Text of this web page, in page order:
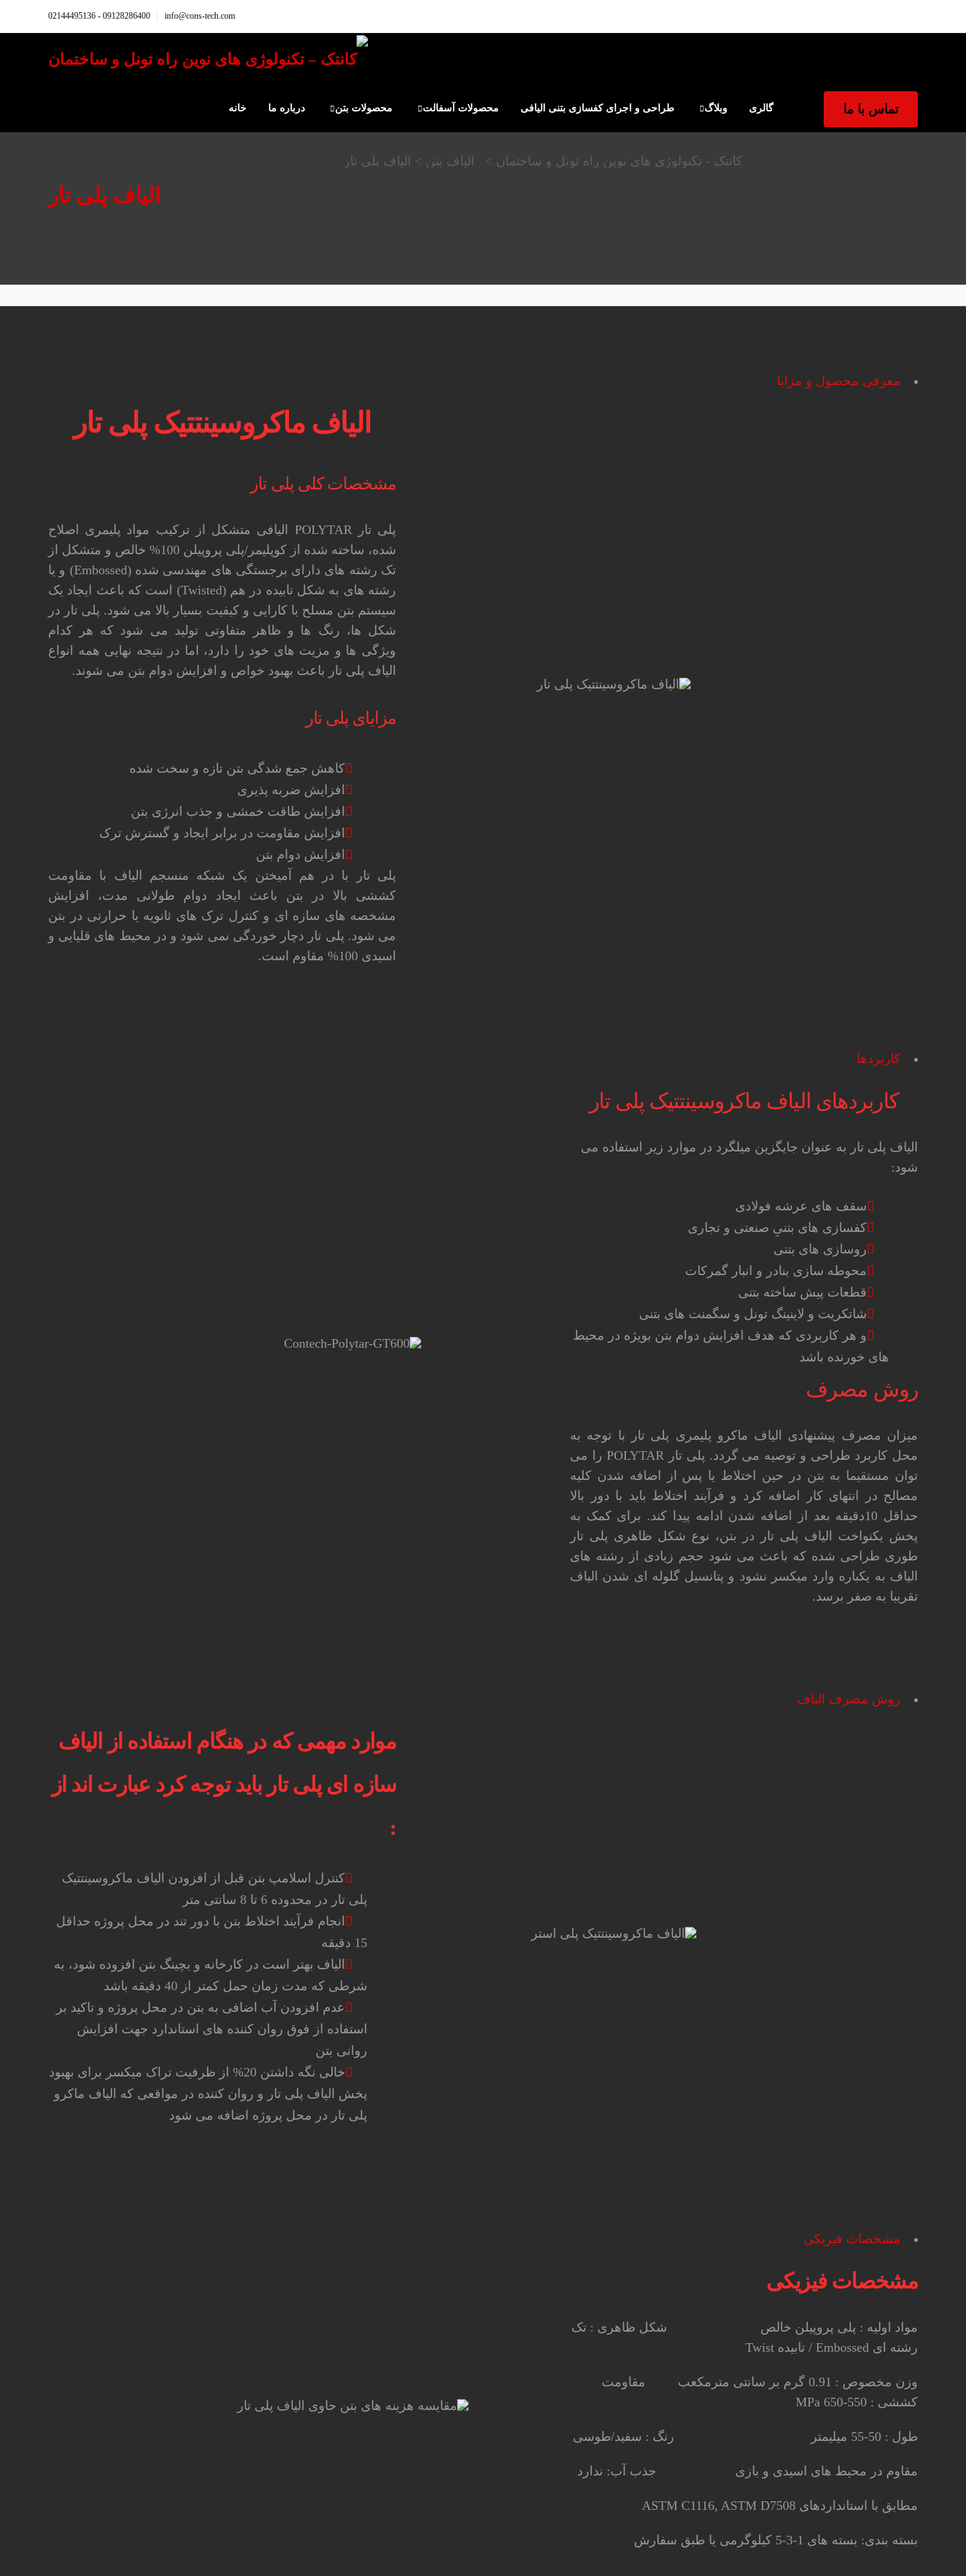
09128286400 - 02144495136 info@cons-tech.com
خانه درباره ما محصولات بتن محصولات آسفالت طراحی و اجرای کفسازی بتنی الیافی وبلاگ گالری تماس با ما
کانتک - تکنولوژی های نوین راه تونل و ساختمان > الیاف بتن > الیاف پلی تار
الیاف پلی تار
معرفی محصول و مزایا
الیاف ماکروسینتتیک پلی تار
مشخصات کلی پلی تار
پلی تار POLYTAR الیافی متشکل از ترکیب مواد پلیمری اصلاح
شده، ساخته شده از کوپلیمر/پلی پروپیلن 100% خالص و متشکل از
تک رشته های دارای برجستگی های مهندسی شده (Embossed) و یا
رشته های به شکل تابیده در هم (Twisted) است که باعث ایجاد یک
سیستم بتن مسلح با کارایی و کیفیت بسیار بالا می شود. پلی تار در
شکل ها، رنگ ها و ظاهر متفاوتی تولید می شود که هر کدام
ویژگی ها و مزیت های خود را دارد، اما در نتیجه نهایی همه انواع
الیاف پلی تار باعث بهبود خواص و افزایش دوام بتن می شوند.
مزایای پلی تار
کاهش جمع شدگی بتن تازه و سخت شده
افزایش ضربه پذیری
افزایش طاقت خمشی و جذب انرژی بتن
افزایش مقاومت در برابر ایجاد و گسترش ترک
افزایش دوام بتن
پلی تار با در هم آمیختن یک شبکه منسجم الیاف با مقاومت
کششی بالا در بتن باعث ایجاد دوام طولانی مدت، افزایش
مشخصه های سازه ای و کنترل ترک های ثانویه یا حرارتی در بتن
می شود. پلی تار دچار خوردگی نمی شود و در محیط های قلیایی و
اسیدی 100% مقاوم است.
کاربردها
کاربردهای الیاف ماکروسینتتیک پلی تار
الیاف پلی تار به عنوان جایگزین میلگرد در موارد زیر استفاده می
شود:
سقف های عرشه فولادی
کفسازی های بتنیِ صنعتی و تجاری
روسازی های بتنی
محوطه سازی بنادر و انبار گمرکات
قطعات پیش ساخته بتنی
شاتکریت و لاینینگ تونل و سگمنت های بتنی
و هر کاربردی که هدف افزایش دوام بتن بویژه در محیط
های خورنده باشد
روش مصرف
میزان مصرف پیشنهادی الیاف ماکرو پلیمری پلی تار با توجه به
محل کاربرد طراحی و توصیه می گردد. پلی تار POLYTAR را می
توان مستقیما به بتن در حین اختلاط یا پس از اضافه شدن کلیه
مصالح در انتهای کار اضافه کرد و فرآیند اختلاط باید با دور بالا
حداقل 10دقیقه بعد از اضافه شدن ادامه پیدا کند. برای کمک به
پخش یکنواخت الیاف پلی تار در بتن، نوع شکل ظاهری پلی تار
طوری طراحی شده که باعث می شود حجم زیادی از رشته های
الیاف به یکباره وارد میکسر نشود و پتانسیل گلوله ای شدن الیاف
تقریبا به صفر برسد.
روش مصرف الیاف
موارد مهمی که در هنگام استفاده از الیاف
سازه ای پلی تار باید توجه کرد عبارت اند از
:
کنترل اسلامپ بتن قبل از افزودن الیاف ماکروسینتتیک
پلی تار در محدوده 6 تا 8 سانتی متر
انجام فرآیند اختلاط بتن با دور تند در محل پروژه حداقل
15 دقیقه
الیاف بهتر است در کارخانه و بچینگ بتن افزوده شود، به
شرطی که مدت زمان حمل کمتر از 40 دقیقه باشد
عدم افزودن آب اضافی به بتن در محل پروژه و تاکید بر
استفاده از فوق روان کننده های استاندارد جهت افزایش
روانی بتن
خالی نگه داشتن 20% از ظرفیت تراک میکسر برای بهبود
پخش الیاف پلی تار و روان کننده در مواقعی که الیاف ماکرو
پلی تار در محل پروژه اضافه می شود
مشخصات فیزیکی
مشخصات فیزیکی
مواد اولیه : پلی پروپیلن خالص شکل ظاهری : تک
رشته ای Embossed / تابیده Twist
وزن مخصوص : 0.91 گرم بر سانتی مترمکعب مقاومت
کششی : 550-650 MPa
طول : 50-55 میلیمتر رنگ : سفید/طوسی
مقاوم در محیط های اسیدی و بازی جذب آب: ندارد
مطابق با استانداردهای ASTM C1116, ASTM D7508
بسته بندی: بسته های 1-3-5 کیلوگرمی یا طبق سفارش